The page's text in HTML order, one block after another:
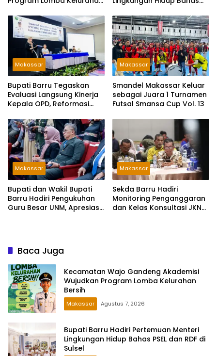
Makassar
Bupati Barru Tegaskan
Evaluasi Langsung Kinerja
Kepala OPD, Reformasi
Makassar
Smandel Makassar Keluar
sebagai Juara 1 Turnamen
Futsal Smansa Cup Vol. 13
Makassar
Bupati dan Wakil Bupati
Barru Hadiri Pengukuhan
Guru Besar UNM, Apresiasi
Makassar
Sekda Barru Hadiri
Monitoring Penganggaran
dan Kelas Konsultasi JKN
Baca Juga
Kecamatan Wajo Gandeng Akademisi
Wujudkan Program Lomba Kelurahan
Bersih
Makassar Agustus 7, 2026
Bupati Barru Hadiri Pertemuan Menteri
Lingkungan Hidup Bahas PSEL dan RDF di
Sulsel